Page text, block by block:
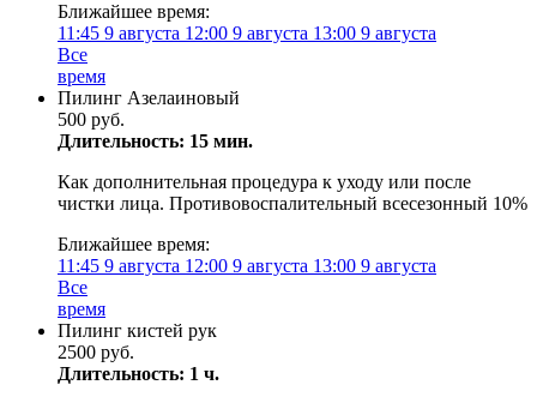
Ближайшее время:
11:45 9 августа 12:00 9 августа 13:00 9 августа
Все
время
Пилинг Азелаиновый
500 руб.
Длительность: 15 мин.
Как дополнительная процедура к уходу или после
чистки лица. Противовоспалительный всесезонный 10%
Ближайшее время:
11:45 9 августа 12:00 9 августа 13:00 9 августа
Все
время
Пилинг кистей рук
2500 руб.
Длительность: 1 ч.